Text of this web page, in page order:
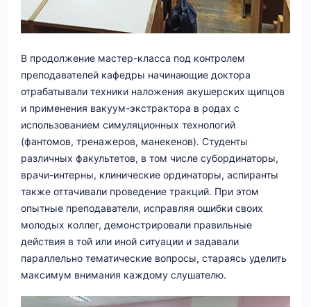
В продолжение мастер-класса под контролем
преподавателей кафедры начинающие доктора
отрабатывали техники наложения акушерских щипцов
и применения вакуум-экстрактора в родах с
использованием симуляционных технологий
(фантомов, тренажеров, манекенов). Студенты
различных факультетов, в том числе субординаторы,
врачи-интерны, клинические ординаторы, аспиранты
также оттачивали проведение тракций. При этом
опытные преподаватели, исправляя ошибки своих
молодых коллег, демонстрировали правильные
действия в той или иной ситуации и задавали
параллельно тематические вопросы, стараясь уделить
максимум внимания каждому слушателю.